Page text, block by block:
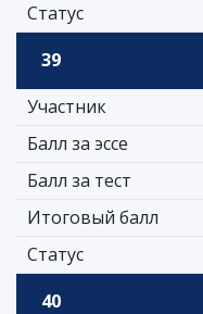
Статус
39
Участник
Балл за эссе
Балл за тест
Итоговый балл
Статус
40